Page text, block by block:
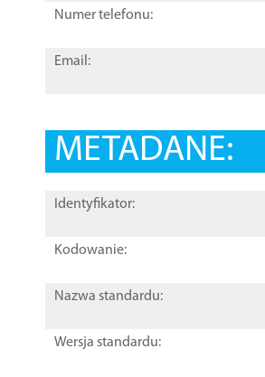
Numer telefonu:
Email:
METADANE:
Identyfikator:
Kodowanie:
Nazwa standardu:
Wersja standardu: